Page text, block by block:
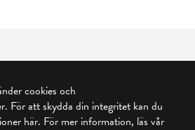
cookies och
För att skydda din integritet kan du
här. För mer information, läs vår